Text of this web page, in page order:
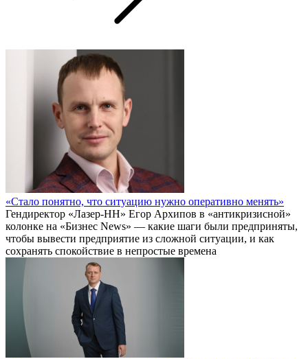
«Стало понятно, что ситуацию нужно оперативно менять»
Гендиректор «Лазер-НН» Егор Архипов в «антикризисной»
колонке на «Бизнес News» — какие шаги были предприняты,
чтобы вывести предприятие из сложной ситуации, и как
сохранять спокойствие в непростые времена